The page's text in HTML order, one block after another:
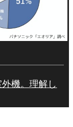
機。理解し